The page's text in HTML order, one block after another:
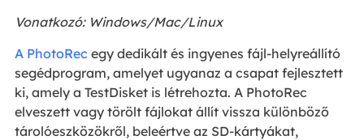
Vonatkozó: Windows/Mac/Linux
A PhotoRec egy dedikált és ingyenes fájl-helyreállító
segédprogram, amelyet ugyanaz a csapat fejlesztett
ki, amely a TestDisket is létrehozta. A PhotoRec
elveszett vagy törölt fájlokat állít vissza különböző
tárolóeszközökről, beleértve az SD-kártyákat,